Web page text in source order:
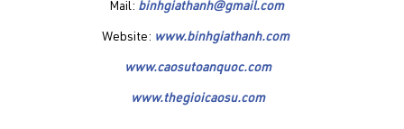
Mail: binhgiathanh@gmail.com
Website: www.binhgiathanh.com
www.caosutoanquoc.com
www.thegioicaosu.com